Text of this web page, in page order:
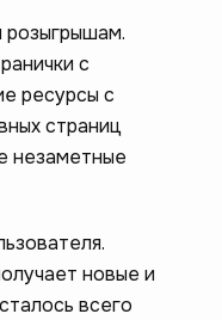
розыгрышам.
с
ресурсы с
страниц
незаметные
новые и
всего